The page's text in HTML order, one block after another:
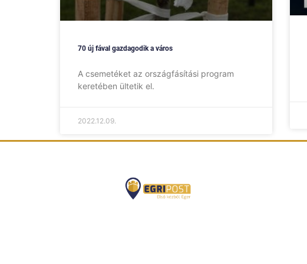
70 új fával gazdagodik a város
A csemetéket az országfásítási program
keretében ültetik el.
2022.12.09.